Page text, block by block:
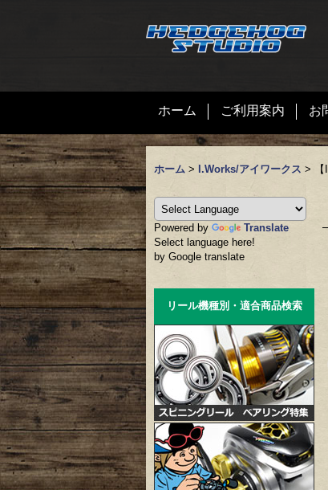
ホーム ご利用案内 お
ホーム > I.Works/アイワークス >
Powered by
Translate
Select language here!
by Google translate
リール機種別・適合商品検索